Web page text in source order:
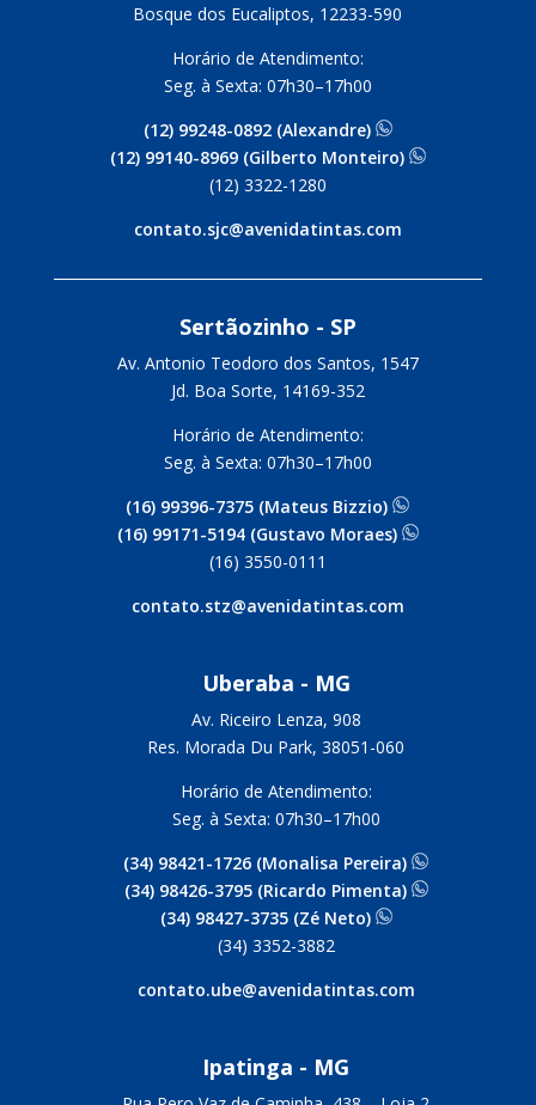
Bosque dos Eucaliptos, 12233-590
Horário de Atendimento:
Seg. à Sexta: 07h30–17h00
(12) 99248-0892 (Alexandre)
(12) 99140-8969 (Gilberto Monteiro)
(12) 3322-1280
contato.sjc@avenidatintas.com
Sertãozinho - SP
Av. Antonio Teodoro dos Santos, 1547
Jd. Boa Sorte, 14169-352
Horário de Atendimento:
Seg. à Sexta: 07h30–17h00
(16) 99396-7375 (Mateus Bizzio)
(16) 99171-5194 (Gustavo Moraes)
(16) 3550-0111
contato.stz@avenidatintas.com
Uberaba - MG
Av. Riceiro Lenza, 908
Res. Morada Du Park, 38051-060
Horário de Atendimento:
Seg. à Sexta: 07h30–17h00
(34) 98421-1726 (Monalisa Pereira)
(34) 98426-3795 (Ricardo Pimenta)
(34) 98427-3735 (Zé Neto)
(34) 3352-3882
contato.ube@avenidatintas.com
Ipatinga - MG